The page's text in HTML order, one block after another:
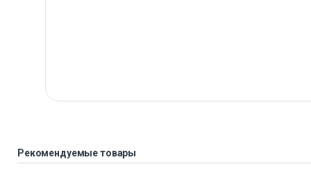
Рекомендуемые товары